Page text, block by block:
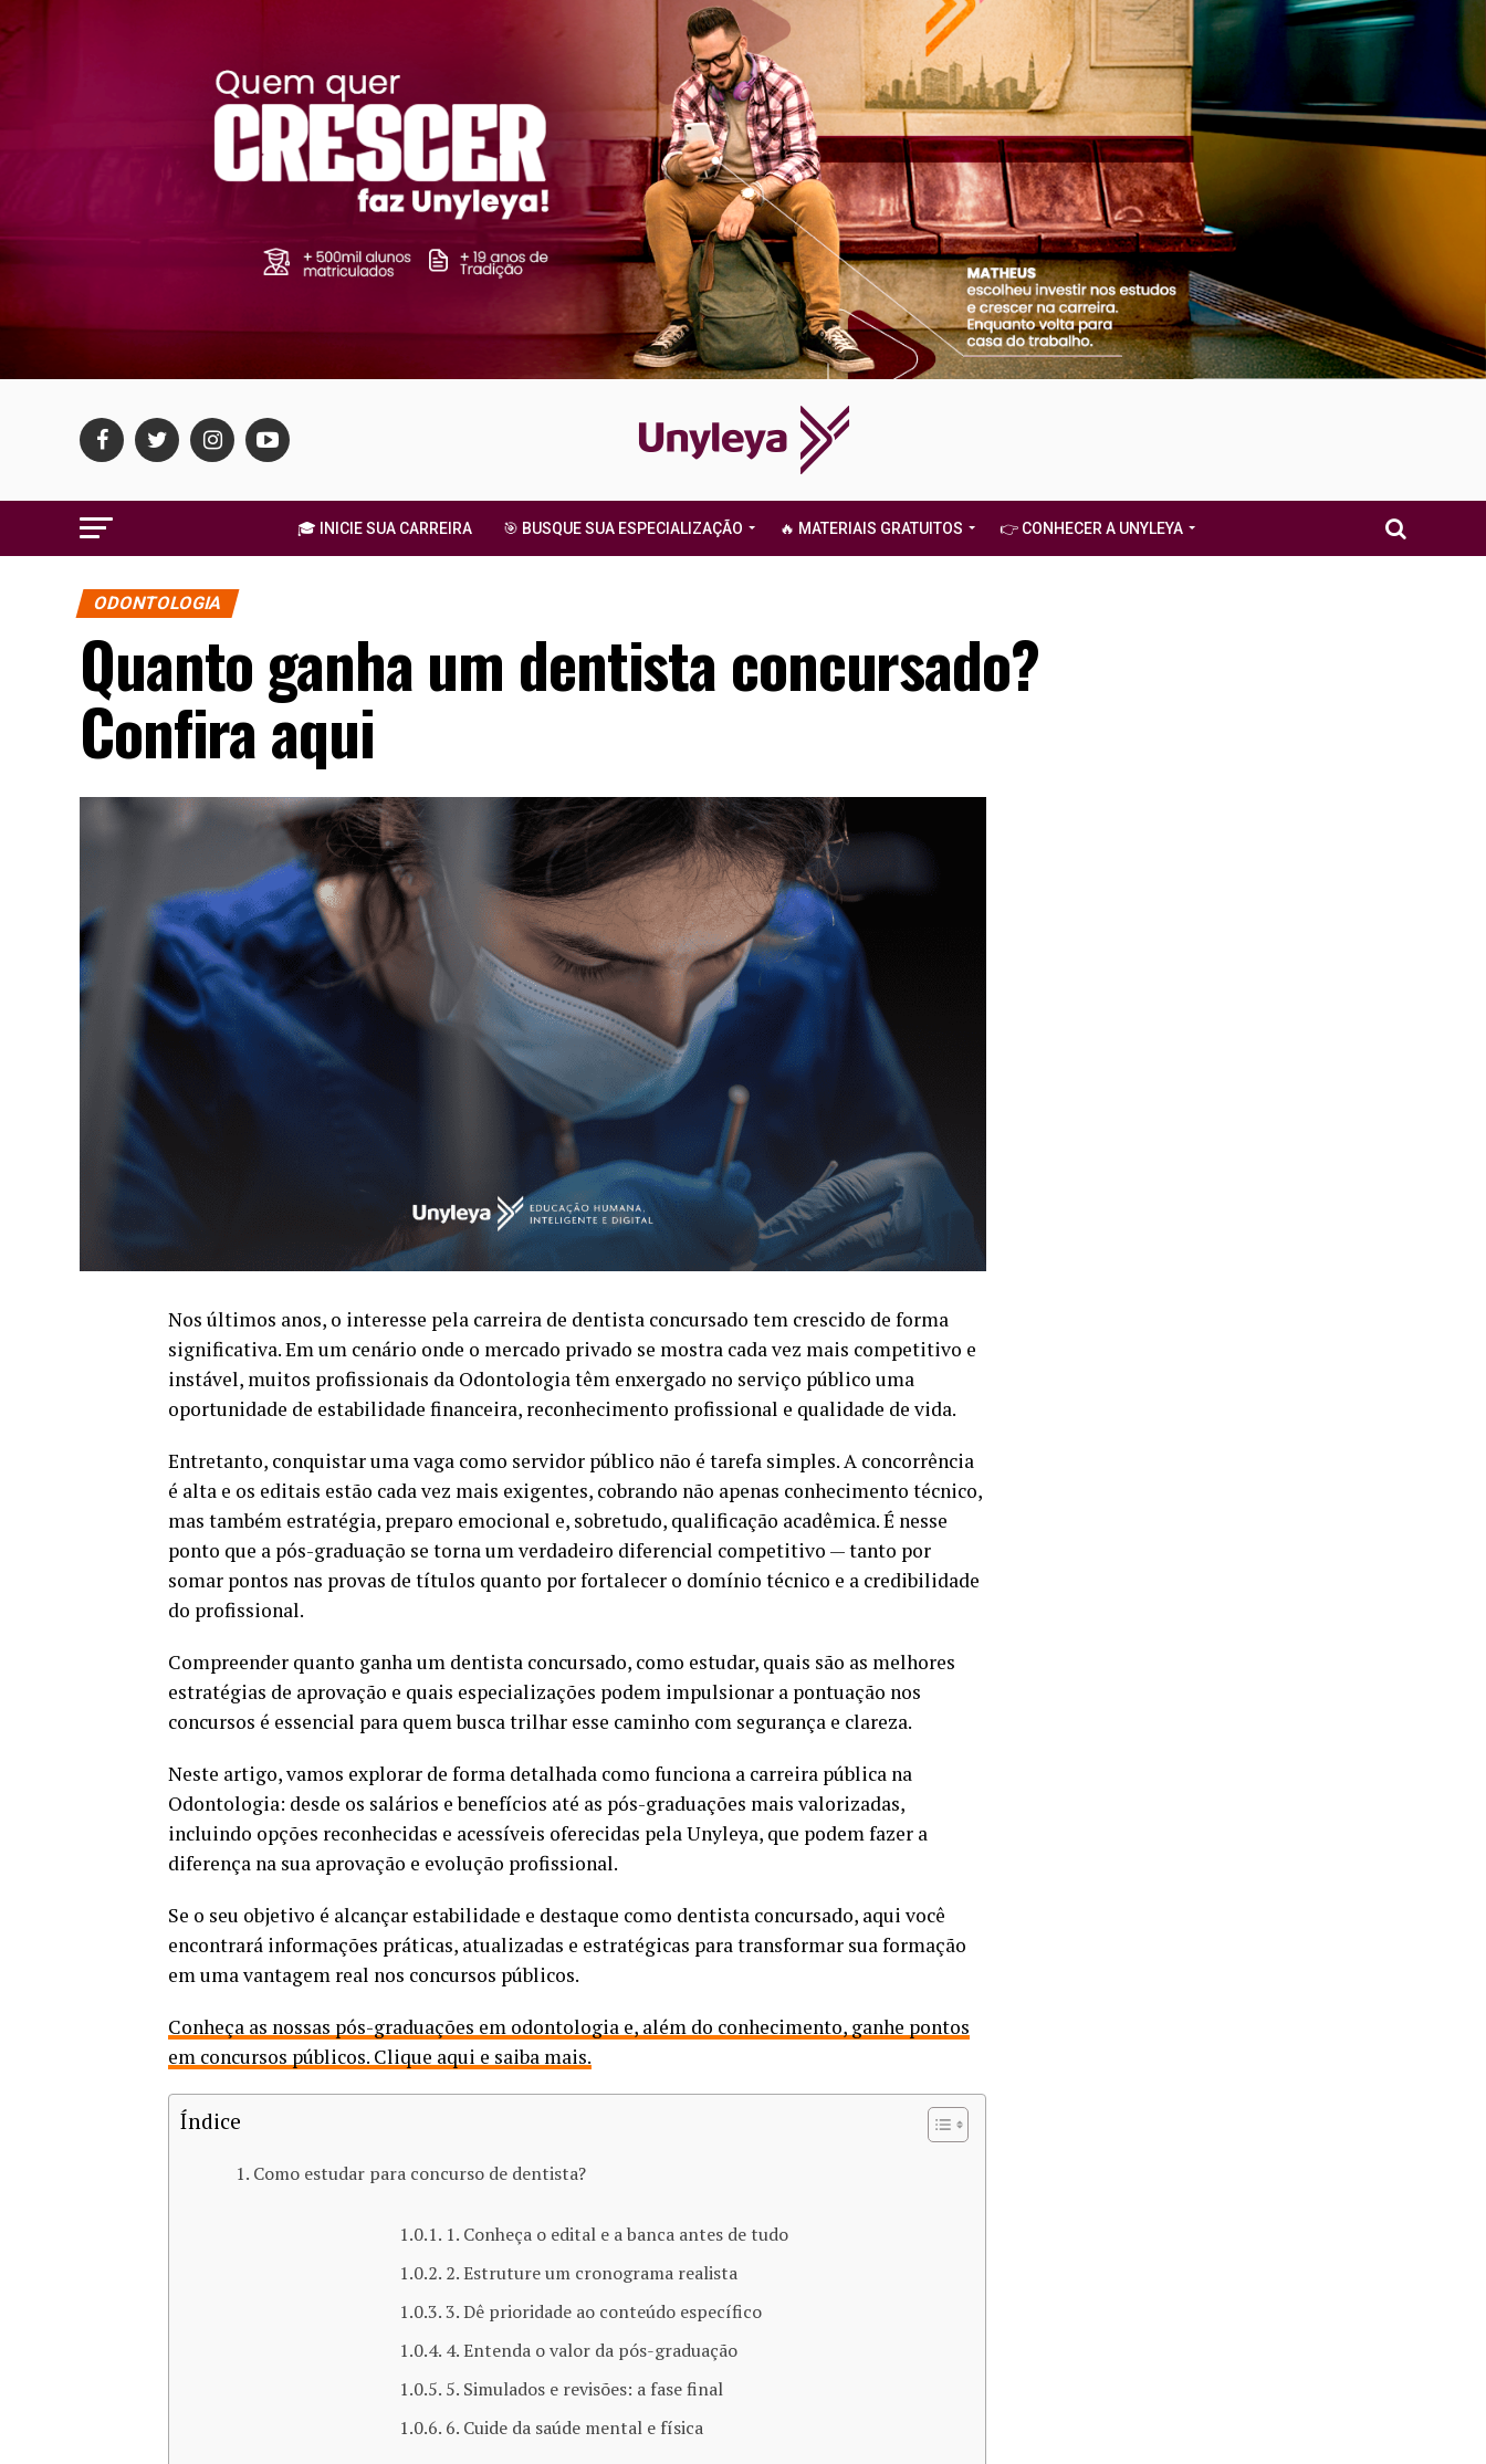
🎓 INICIE SUA CARREIRA 🎯 BUSQUE SUA ESPECIALIZAÇÃO 🔥 MATERIAIS GRATUITOS 👉 CONHECER A UNYLEYA
ODONTOLOGIA
Quanto ganha um dentista concursado?
Confira aqui
Nos últimos anos, o interesse pela carreira de dentista concursado tem crescido de forma
significativa. Em um cenário onde o mercado privado se mostra cada vez mais competitivo e
instável, muitos profissionais da Odontologia têm enxergado no serviço público uma
oportunidade de estabilidade financeira, reconhecimento profissional e qualidade de vida.
Entretanto, conquistar uma vaga como servidor público não é tarefa simples. A concorrência
é alta e os editais estão cada vez mais exigentes, cobrando não apenas conhecimento técnico,
mas também estratégia, preparo emocional e, sobretudo, qualificação acadêmica. É nesse
ponto que a pós-graduação se torna um verdadeiro diferencial competitivo — tanto por
somar pontos nas provas de títulos quanto por fortalecer o domínio técnico e a credibilidade
do profissional.
Compreender quanto ganha um dentista concursado, como estudar, quais são as melhores
estratégias de aprovação e quais especializações podem impulsionar a pontuação nos
concursos é essencial para quem busca trilhar esse caminho com segurança e clareza.
Neste artigo, vamos explorar de forma detalhada como funciona a carreira pública na
Odontologia: desde os salários e benefícios até as pós-graduações mais valorizadas,
incluindo opções reconhecidas e acessíveis oferecidas pela Unyleya, que podem fazer a
diferença na sua aprovação e evolução profissional.
Se o seu objetivo é alcançar estabilidade e destaque como dentista concursado, aqui você
encontrará informações práticas, atualizadas e estratégicas para transformar sua formação
em uma vantagem real nos concursos públicos.
Conheça as nossas pós-graduações em odontologia e, além do conhecimento, ganhe pontos
em concursos públicos. Clique aqui e saiba mais.
Índice
Como estudar para concurso de dentista?
1. Conheça o edital e a banca antes de tudo
2. Estruture um cronograma realista
3. Dê prioridade ao conteúdo específico
4. Entenda o valor da pós-graduação
5. Simulados e revisões: a fase final
6. Cuide da saúde mental e física